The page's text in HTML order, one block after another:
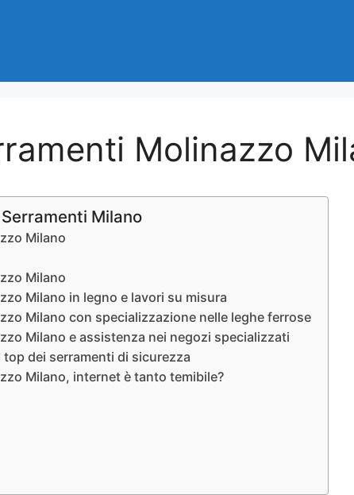
Molinazzo
Milano
Milano
Milano
Milano in legno e lavori su misura
Milano con specializzazione nelle leghe ferrose
Milano e assistenza nei negozi specializzati
dei serramenti di sicurezza
Milano, internet è tanto temibile?